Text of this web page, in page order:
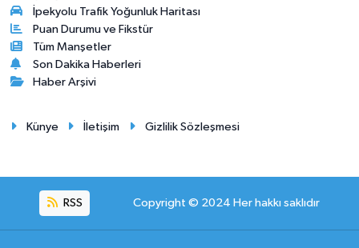
İpekyolu Trafik Yoğunluk Haritası
Puan Durumu ve Fikstür
Tüm Manşetler
Son Dakika Haberleri
Haber Arşivi
Künye İletişim Gizlilik Sözleşmesi
RSS Copyright © 2024 Her hakkı saklıdır